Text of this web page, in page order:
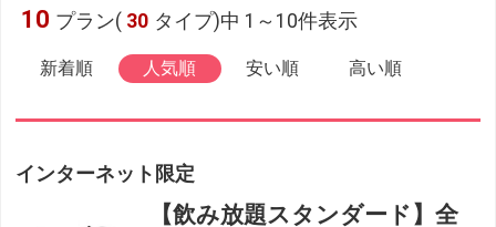
10 プラン( 30 タイプ)中 1～10件表示
新着順 人気順 安い順 高い順
インターネット限定
【飲み放題スタンダード】全